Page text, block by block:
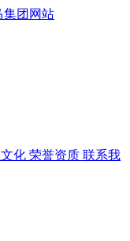
化 荣誉资质 联系我